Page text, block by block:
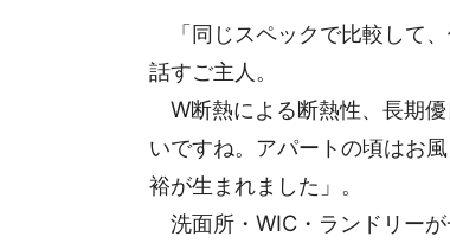
「同じスペックで比較して
話すご主人。
W断熱による断熱性、長期
いですね。アパートの頃はお
裕が生まれました」。
洗面所・WIC・ランドリー